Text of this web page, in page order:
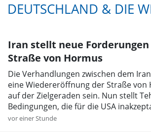
DEUTSCHLAND & DIE
Iran stellt neue Forderungen
Straße von Hormus
Die Verhandlungen zwischen dem
eine Wiedereröffnung der Straße von
auf der Zielgeraden sein. Nun stellt
Bedingungen, die für die USA
dürften.
vor einer Stunde